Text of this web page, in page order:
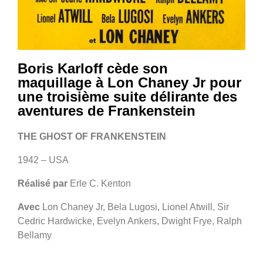
Boris Karloff cède son
maquillage à Lon Chaney Jr pour
une troisième suite délirante des
aventures de Frankenstein
THE GHOST OF FRANKENSTEIN
1942 – USA
Réalisé par Erle C. Kenton
Avec Lon Chaney Jr, Bela Lugosi, Lionel Atwill, Sir
Cedric Hardwicke, Evelyn Ankers, Dwight Frye, Ralph
Bellamy